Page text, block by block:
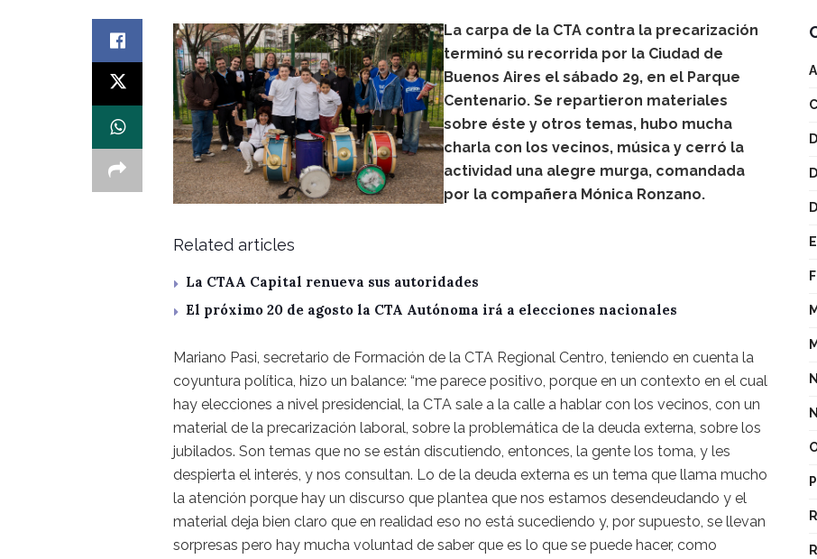
La carpa de la CTA contra la precarización
terminó su recorrida por la Ciudad de
Buenos Aires el sábado 29, en el Parque
Centenario. Se repartieron materiales
sobre éste y otros temas, hubo mucha
charla con los vecinos, música y cerró la
actividad una alegre murga, comandada
por la compañera Mónica Ronzano.
Related articles
La CTAA Capital renueva sus autoridades
El próximo 20 de agosto la CTA Autónoma irá a elecciones nacionales
Mariano Pasi, secretario de Formación de la CTA Regional Centro, teniendo en cuenta la
coyuntura política, hizo un balance: “me parece positivo, porque en un contexto en el cual
hay elecciones a nivel presidencial, la CTA sale a la calle a hablar con los vecinos, con un
material de la precarización laboral, sobre la problemática de la deuda externa, sobre los
jubilados. Son temas que no se están discutiendo, entonces, la gente los toma, y les
despierta el interés, y nos consultan. Lo de la deuda externa es un tema que llama mucho
la atención porque hay un discurso que plantea que nos estamos desendeudando y el
material deja bien claro que en realidad eso no está sucediendo y, por supuesto, se llevan
sorpresas pero hay mucha voluntad de saber que es lo que se puede hacer, como